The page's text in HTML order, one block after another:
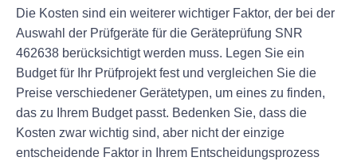
Die Kosten sind ein weiterer wichtiger Faktor, der bei der
Auswahl der Prüfgeräte für die Geräteprüfung SNR
462638 berücksichtigt werden muss. Legen Sie ein
Budget für Ihr Prüfprojekt fest und vergleichen Sie die
Preise verschiedener Gerätetypen, um eines zu finden,
das zu Ihrem Budget passt. Bedenken Sie, dass die
Kosten zwar wichtig sind, aber nicht der einzige
entscheidende Faktor in Ihrem Entscheidungsprozess